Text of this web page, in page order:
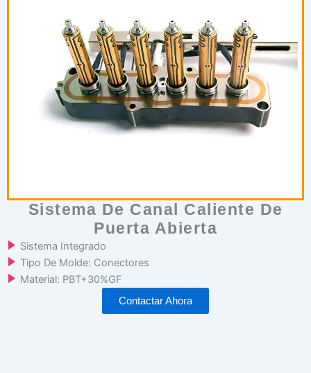
Sistema De Canal Caliente De
Puerta Abierta
Sistema Integrado
Tipo De Molde: Conectores
Material: PBT+30%GF
Contactar Ahora